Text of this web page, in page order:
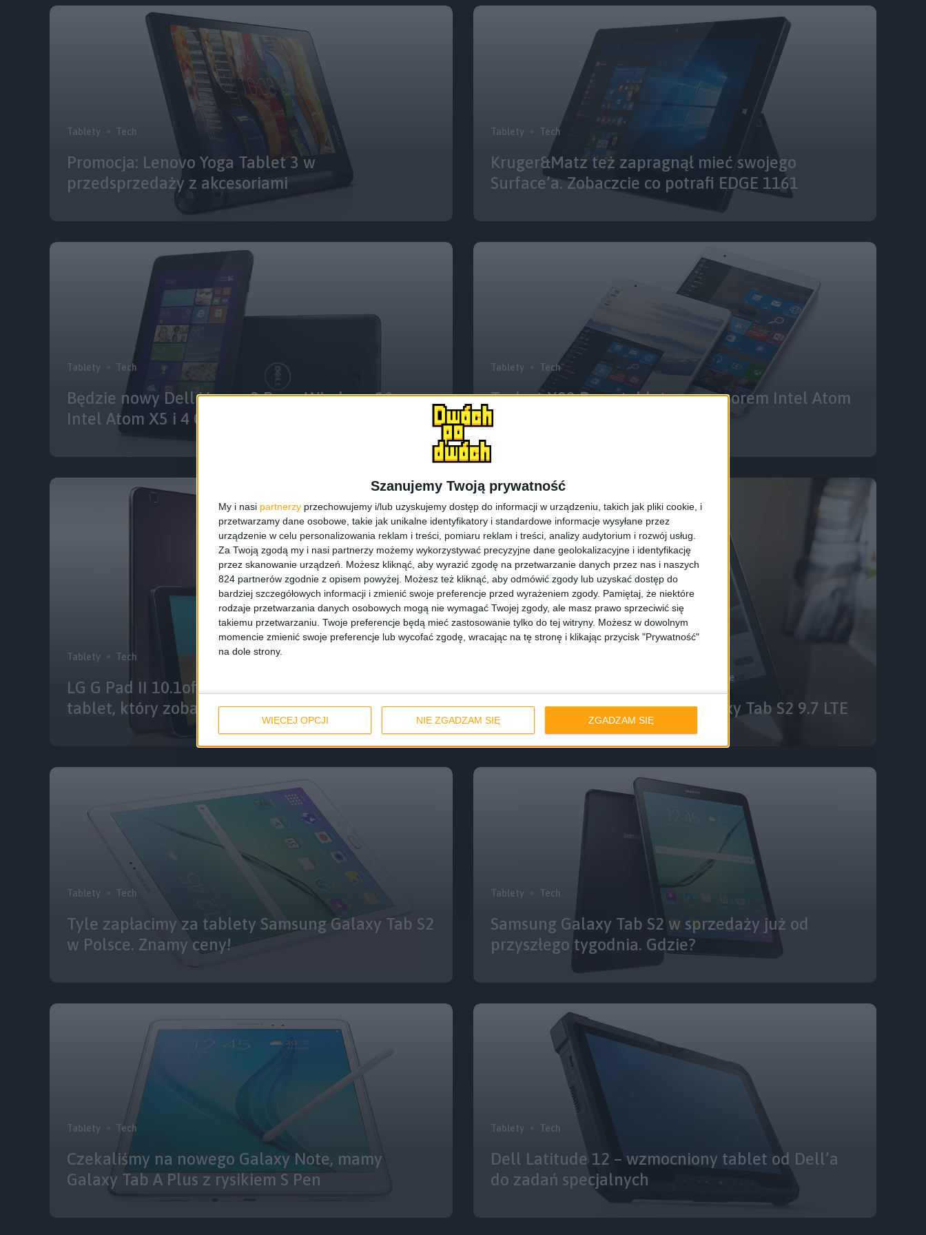
Szanujemy Twoją prywatność
My i nasi partnerzy przechowujemy i/lub uzyskujemy dostęp do informacji w urządzeniu, takich jak pliki cookie, i
przetwarzamy dane osobowe, takie jak unikalne identyfikatory i standardowe informacje wysyłane przez
urządzenie w celu personalizowania reklam i treści, pomiaru reklam i treści, analizy audytorium i rozwój usług.
Za Twoją zgodą my i nasi partnerzy możemy wykorzystywać precyzyjne dane geolokalizacyjne i identyfikację
przez skanowanie urządzeń. Możesz kliknąć, aby wyrazić zgodę na przetwarzanie danych przez nas i naszych
824 partnerów zgodnie z opisem powyżej. Możesz też kliknąć, aby odmówić zgody lub uzyskać dostęp do
bardziej szczegółowych informacji i zmienić swoje preferencje przed wyrażeniem zgody. Pamiętaj, że niektóre
rodzaje przetwarzania danych osobowych mogą nie wymagać Twojej zgody, ale masz prawo sprzeciwić się
takiemu przetwarzaniu. Twoje preferencje będą mieć zastosowanie tylko do tej witryny. Możesz w dowolnym
momencie zmienić swoje preferencje lub wycofać zgodę, wracając na tę stronę i klikając przycisk "Prywatność"
na dole strony.
WIĘCEJ OPCJI NIE ZGADZAM SIĘ ZGADZAM SIĘ
Tablety Tech
Promocja: Lenovo Yoga Tablet 3 w
przedsprzedaży z akcesoriami
Tablety Tech
Kruger&Matz też zapragnął mieć swojego
Surface’a. Zobaczcie co potrafi EDGE 1161
Tablety Tech
Będzie nowy Dell Venue 8 Pro z Windows 10,
Intel Atom X5 i 4 GB RAM
Tablety Tech
Teclast X98 Pro – tablet z procesorem Intel Atom
X5 i systemem Windows 10
Tablety Tech
LG G Pad II 10.1oficjalnie. LG prezentuje nowy
tablet, który zobaczymy na IFA 2015
Wyróżnione
Recenzja tabletu Samsung Galaxy Tab S2 9.7 LTE
Tablety Tech
Tyle zapłacimy za tablety Samsung Galaxy Tab S2
w Polsce. Znamy ceny!
Tablety Tech
Samsung Galaxy Tab S2 w sprzedaży już od
przyszłego tygodnia. Gdzie?
Tablety Tech
Czekaliśmy na nowego Galaxy Note, mamy
Galaxy Tab A Plus z rysikiem S Pen
Tablety Tech
Dell Latitude 12 – wzmocniony tablet od Dell’a
do zadań specjalnych